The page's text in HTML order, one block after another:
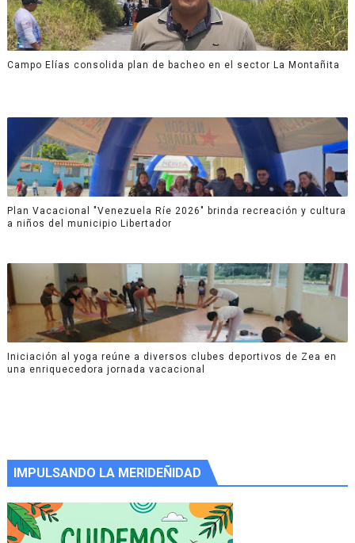
Campo Elías consolida plan de bacheo en el sector La Montañita
Plan Vacacional "Venezuela Ríe 2026" brinda recreación y cultura
a niños del municipio Libertador
Iniciación al yoga reúne a diversos clubes deportivos de Zea en
una enriquecedora jornada vacacional
IMPULSANDO LA MERIDEÑIDAD